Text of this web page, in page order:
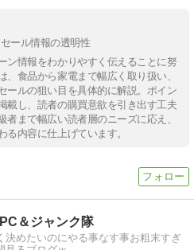
ール情報の透明性
ン情報をわかりやすく伝えることに努
食品から家電まで幅広く取り扱い、
ールの狙い目を具体的に解説。ポイン
載し、読者の購買意欲を引き出す工夫
まで幅広い読者層のニーズに応え、
内容に仕上げています。
＆ジャンク隊
決めたいのにやる事なす事お粗末すぎ